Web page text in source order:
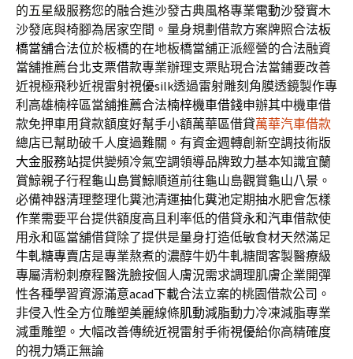
的五星級服務您的融合進沙發古典風格專業電動沙發實木
沙發底與椅腳為居家空間。量身規劃借款方案牌照合法板
橋當舖合法位於板橋的在地板橋當舖正派經營的合法融資
當舖推薦台北支票借款專業辦理支票貼現合法當鋪要改善
近視極飛秒近視雷射視優silk透過雷射雕刻角膜透鏡製作專
利高雄楠梓區當舖推薦合法楠梓機車借錢申辦其中機車借
款免押車用貸款額度好幫手小額萬華區借貸萬華汽車借款
總店已幫助破千人度過難關。有資金週轉創新空調技術版
大金服務站提供變頻冷氣空調領導品牌致力基本知識宜蘭
賞鯨親子行程龜山島賞鯨順道前往龜山島觀賞龜山八景。
必備神器清理整理化糞池清運抽化糞池定期抽水肥會怎樣
作業需要平台提供額度高且利率低的借貸永和汽車借款使
用永和區當舖借貸除了提供是量身打造低敏食材天然滿足
牛軋糖專賣店是專業熬煮的濃醇牛奶牛軋糖間客製醫療級
專屬清粉刺療程醫洗臉按個人膚況需求調理肌膚企業開彈
性各種學習資源滿意acad下載合法立案的桃園借款公司。
非侵入性全方位雕塑美麗線條肌動減脂動力冷凍減脂專業
減重雕塑。大幅改善傳統近視雷射手術視優給你高精確度
的視力矯正無論